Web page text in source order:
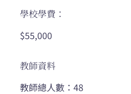
學校學費：
$55,000
教師資料
教師總人數：48